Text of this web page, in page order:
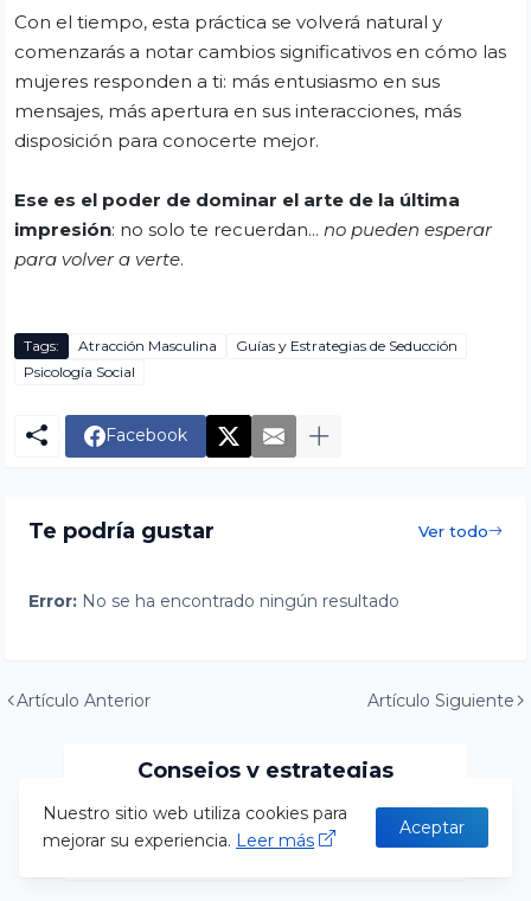
Con el tiempo, esta práctica se volverá natural y
comenzarás a notar cambios significativos en cómo las
mujeres responden a ti: más entusiasmo en sus
mensajes, más apertura en sus interacciones, más
disposición para conocerte mejor.
Ese es el poder de dominar el arte de la última
impresión: no solo te recuerdan... no pueden esperar
para volver a verte.
Tags: Atracción Masculina
Guías y Estrategias de Seducción
Psicología Social
Facebook
Te podría gustar Ver todo
Error: No se ha encontrado ningún resultado
Artículo Anterior Artículo Siguiente
Consejos y estrategias
No se ha encontrado ningún resultado
Nuestro sitio web utiliza cookies para
mejorar su experiencia. Leer más
Aceptar